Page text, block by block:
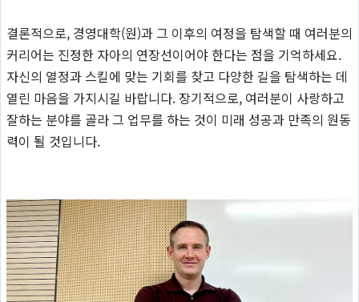
결론적으로, 경영대학(원)과 그 이후의 여정을 탐색할 때 여러분의
커리어는 진정한 자아의 연장선이어야 한다는 점을 기억하세요.
자신의 열정과 스킬에 맞는 기회를 찾고 다양한 길을 탐색하는 데
열린 마음을 가지시길 바랍니다. 장기적으로, 여러분이 사랑하고
잘하는 분야를 골라 그 업무를 하는 것이 미래 성공과 만족의 원동
력이 될 것입니다.